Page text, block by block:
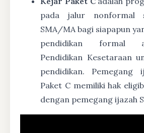
pada jalur nonformal
SMA/MA bagi siapapun
pendidikan formal
Pendidikan Kesetaraan
pendidikan. Pemegang
Paket C memiliki hak
dengan pemegang ijazah